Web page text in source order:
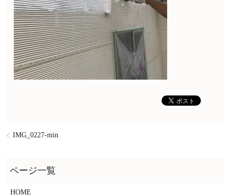
IMG_0227-min
HOME